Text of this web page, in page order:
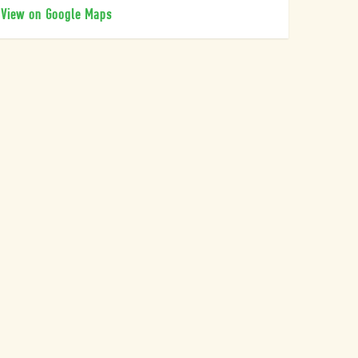
View on Google Maps